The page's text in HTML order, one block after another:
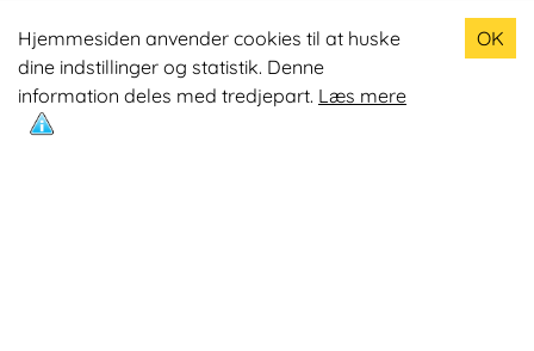
Hjemmesiden anvender cookies til at huske
dine indstillinger og statistik. Denne
information deles med tredjepart. Læs mere
OK
Populære produkter
Odin R900 Romaskine
Odin S900 Spinningcykel